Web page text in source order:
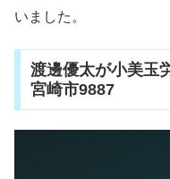
いました。
渡邊優太が小美玉
宮崎市9887